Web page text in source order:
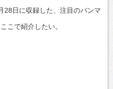
28日に収録した、注目のバンマ
こで紹介したい。